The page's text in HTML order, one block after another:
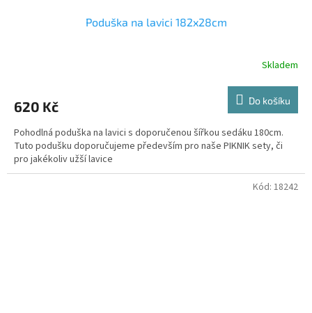
Poduška na lavici 182x28cm
Skladem
620 Kč Do košíku
Pohodlná poduška na lavici s doporučenou šířkou sedáku 180cm.
Tuto podušku doporučujeme především pro naše PIKNIK sety, či
pro jakékoliv užší lavice
Kód: 18242